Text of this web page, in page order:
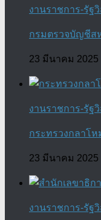
งานราชการ-รัฐ
กรมตรวจบัญชีส
23 มีนาคม 2025
งานราชการ-รัฐ
กระทรวงกลาโห
23 มีนาคม 2025
งานราชการ-รัฐ